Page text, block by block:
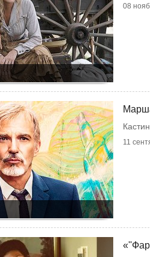
08
11